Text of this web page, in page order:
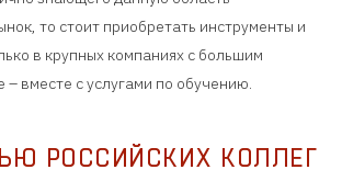
то стоит приобретать инструменты и
в крупных компаниях с большим
– вместе с услугами по обучению.
РОССИЙСКИХ КОЛЛЕГ